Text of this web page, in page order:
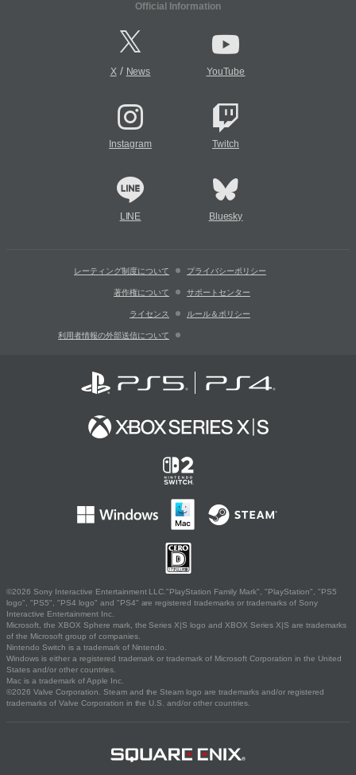
Official Information
X/ News YouTube
Instagram Twitch
LINE Bluesky
レーティング制度について プライバシーポリシー
著作権について サポートセンター
ライセンス ルール＆ポリシー
利用者情報の外部送信について
©2026 Sony Interactive Entertainment LLC."PlayStation Family Mark", "PlayStation", "PS5
logo", "PS5", "PS4 logo" and "PS4" are registered trademarks or trademarks of Sony
Interactive Entertainment Inc.
Microsoft, the XBOX Sphere mark, the Series X|S logo and XBOX Series X|S are trademarks
of the Microsoft group of companies.
Nintendo Switch is a trademark of Nintendo.
Windows is either a registered trademark or trademark of Microsoft Corporation in the United
States and/or other countries.
Mac is a trademark of Apple Inc.
©2026 Valve Corporation. Steam and the Steam logo are trademarks and/or registered
trademarks of Valve Corporation in the U.S. and/or other countries.